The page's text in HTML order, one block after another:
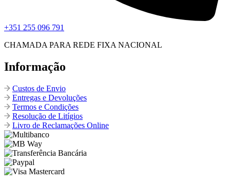
+351 255 096 791
CHAMADA PARA REDE FIXA NACIONAL
Informação
Custos de Envio
Entregas e Devoluções
Termos e Condições
Resolução de Litígios
Livro de Reclamações Online